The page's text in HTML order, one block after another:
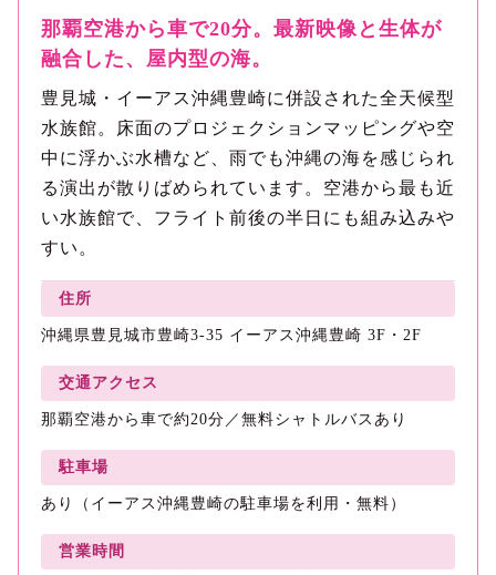
那覇空港から車で20分。最新映像と生体が
融合した、屋内型の海。
豊見城・イーアス沖縄豊崎に併設された全天候型
水族館。床面のプロジェクションマッピングや空
中に浮かぶ水槽など、雨でも沖縄の海を感じられ
る演出が散りばめられています。空港から最も近
い水族館で、フライト前後の半日にも組み込みや
すい。
住所
沖縄県豊見城市豊崎3-35 イーアス沖縄豊崎 3F・2F
交通アクセス
那覇空港から車で約20分／無料シャトルバスあり
駐車場
あり（イーアス沖縄豊崎の駐車場を利用・無料）
営業時間